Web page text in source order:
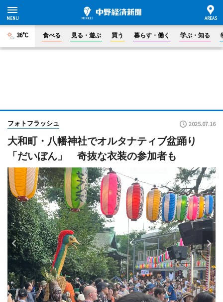
36°C 食べる 見る・遊ぶ 買う 暮らす・働く 学ぶ・知る
フォトフラッシュ 2025.07.16
大和町・八幡神社でオルタナティブ盆踊り
「だいぼん」 奇抜な衣装の参加者も